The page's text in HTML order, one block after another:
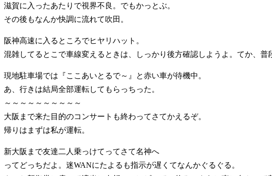
滋賀に入ったあたりで視界不良。でもかっとぶ。
その後もなんか快調に流れて吹田。
阪神高速に入るところでヒヤリハット。
混雑してるとこで車線変えるときは、しっかり後方確認しようよ。てか、
現地駐車場では『ここあいとるで～』と赤い車が待機中。
あ、行きは結局全部運転してもらっちった。
～～～～～～～～～～
大阪まで来た目的のコンサートも終わってさてかえるぞ。
帰りはまずは私が運転。
新大阪まで友達二人乗っけてってさて名神へ
ってどっちだよ。迷WANにたよるも指示が遅くてなんかぐるぐる。